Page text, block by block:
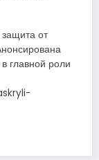
от
главной роли